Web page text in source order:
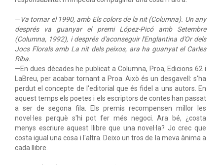
—Va tornar el 1990, amb Els colors de la nit(Columna). Un any
després va guanyar el premi López-Picó amb Setembre
(Columna, 1992), i després d'aconseguir l'Englantina d'Or dels
Jocs Florals amb La nit dels peixos, ara ha guanyat el Carles
Riba.
—En dues dècades he publicat a Columna, Proa, Edicions 62 i
LaBreu, per acabar tornant a Proa. Això és un desgavell: s'ha
perdut el concepte de l'editorial que és fidel a uns autors. En
aquest temps els poetes i els escriptors de contes han passat
a ser de segona fila. Els premis recompensen millor les
novel·les perquè s'hi pot fer més negoci. Ara bé, ¿costa
menys escriure aquest llibre que una novel·la? Jo crec que
costa igual una cosa i l'altra. Deixo un tros de la meva ànima a
cada llibre.